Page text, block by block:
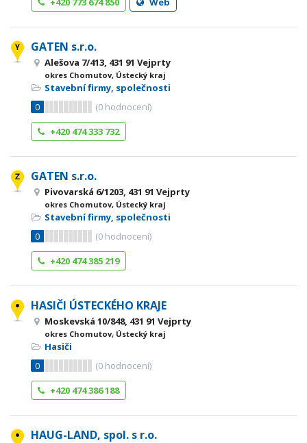
GATEN s.r.o.
Alešova 7/413, 431 91 Vejprty
okres Chomutov, Ústecký kraj
Stavební firmy, společnosti
0
(0 hodnocení)
+420 474 333 732
GATEN s.r.o.
Pivovarská 6/1203, 431 91 Vejprty
okres Chomutov, Ústecký kraj
Stavební firmy, společnosti
0
(0 hodnocení)
+420 474 385 219
HASIČI ÚSTECKÉHO KRAJE
Moskevská 10/848, 431 91 Vejprty
okres Chomutov, Ústecký kraj
Hasiči
0
(0 hodnocení)
+420 474 386 188
HAUG-LAND, spol. s r.o.